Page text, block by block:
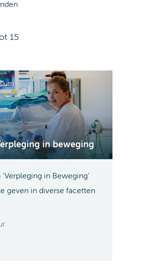
15
in beweging
'Verpleging in Beweging'
geven in diverse facetten